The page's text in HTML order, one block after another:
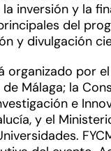
la inversión y la
del
y divulgación
organizado por el
Málaga; la
e
y el